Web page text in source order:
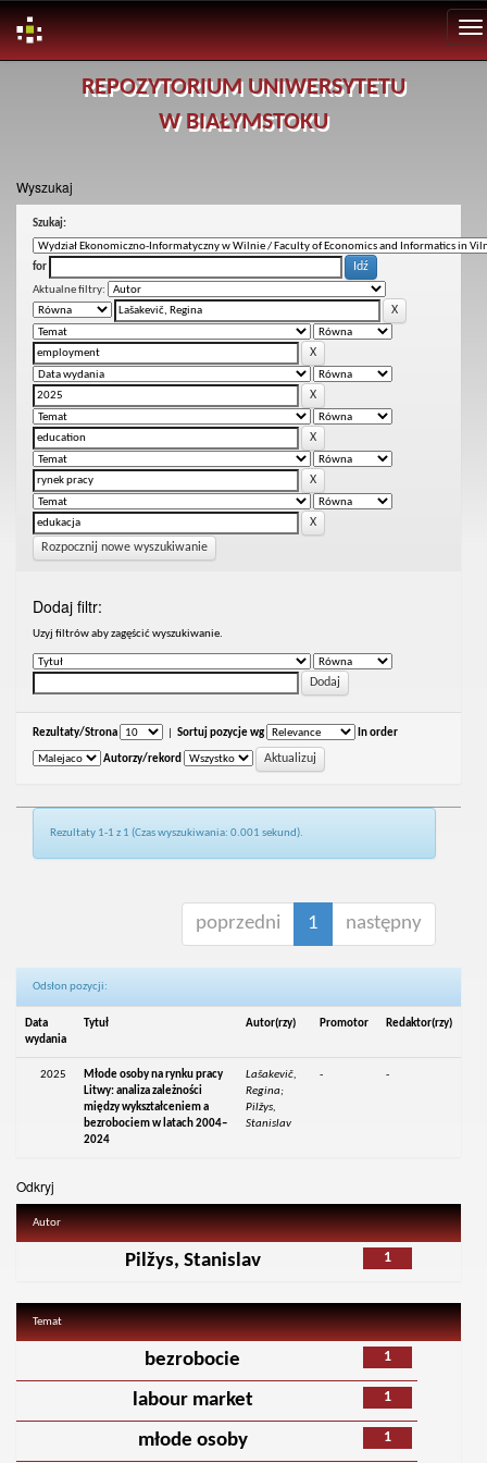
REPOZYTORIUM UNIWERSYTETU
W BIAŁYMSTOKU
Wyszukaj
Szukaj:
for
Aktualne filtry:
Rozpocznij nowe wyszukiwanie
Dodaj filtr:
Uzyj filtrów aby zagęścić wyszukiwanie.
Rezultaty/Strona Sortuj pozycje wg In order
Autorzy/rekord
Rezultaty 1-1 z 1 (Czas wyszukiwania: 0.001 sekund).
poprzedni 1 następny
Odsłon pozycji:
Data
wydania
Tytuł Autor(rzy) Promotor Redaktor(rzy)
2025
Młode osoby na rynku pracy
Litwy: analiza zależności
między wykształceniem a
bezrobociem w latach 2004–
2024
Lašakevič,
Regina;
Pilžys,
Stanislav
- -
Odkryj
Autor
1
Pilžys, Stanislav
Temat
1
bezrobocie
1
labour market
1
młode osoby